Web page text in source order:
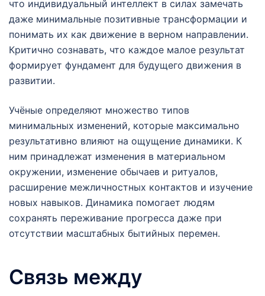
что индивидуальный интеллект в силах замечать
даже минимальные позитивные трансформации и
понимать их как движение в верном направлении.
Критично сознавать, что каждое малое результат
формирует фундамент для будущего движения в
развитии.
Учёные определяют множество типов
минимальных изменений, которые максимально
результативно влияют на ощущение динамики. К
ним принадлежат изменения в материальном
окружении, изменение обычаев и ритуалов,
расширение межличностных контактов и изучение
новых навыков. Динамика помогает людям
сохранять переживание прогресса даже при
отсутствии масштабных бытийных перемен.
Связь между